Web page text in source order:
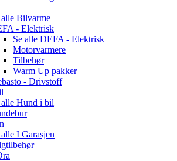
alle Bilvarme
- Elektrisk
Se alle DEFA - Elektrisk
Motorvarmere
Tilbehør
Warm Up pakker
- Drivstoff
alle Hund i bil
alle I Garasjen